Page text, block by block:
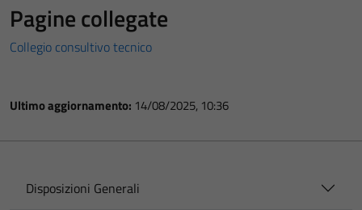
Pagine collegate
Collegio consultivo tecnico
Ultimo aggiornamento: 14/08/2025, 10:36
Disposizioni Generali